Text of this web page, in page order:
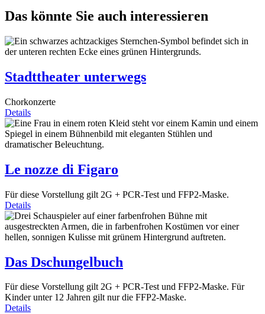
Das könnte Sie auch interessieren
Stadttheater unterwegs
Chorkonzerte
Details
Le nozze di Figaro
Für diese Vorstellung gilt 2G + PCR-Test und FFP2-Maske.
Details
Das Dschungelbuch
Für diese Vorstellung gilt 2G + PCR-Test und FFP2-Maske. Für
Kinder unter 12 Jahren gilt nur die FFP2-Maske.
Details